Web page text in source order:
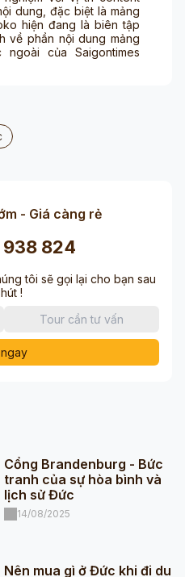
dung, đặc biệt là mảng
hiện đang là biên tập
về phần nội dung mảng
của Saigontimes
- Giá càng rẻ
938 824
tôi sẽ gọi lại cho bạn sau
!
Cổng Brandenburg - Bức
tranh của sự hòa bình và
lịch sử Đức
14/08/2025
Nên mua gì ở Đức khi đi du